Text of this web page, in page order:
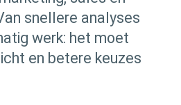
snellere analyses
werk: het moet
en betere keuzes